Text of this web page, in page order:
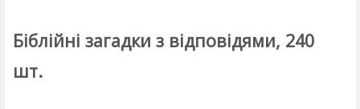
Біблійні загадки з відповідями, 240
шт.